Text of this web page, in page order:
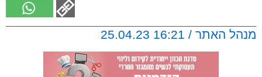
מנהל האתר / 16:21 25.04.23